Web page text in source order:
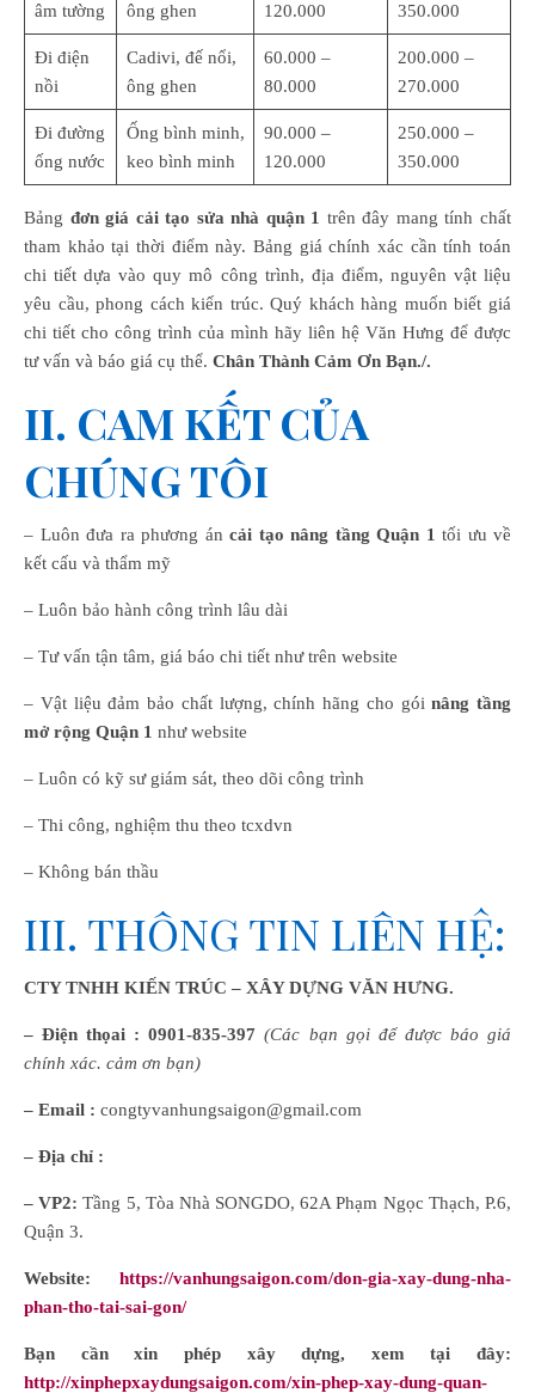
âm tường
ông ghen
120.000
350.000
Đi điện
nồi
Cadivi, đế nổi,
ông ghen
60.000 –
80.000
200.000 –
270.000
Đi đường
ống nước
Ống bình minh,
keo bình minh
90.000 –
120.000
250.000 –
350.000
Bảng đơn giá cải tạo sửa nhà quận 1 trên đây mang tính chất
tham khảo tại thời điểm này. Bảng giá chính xác cần tính toán
chi tiết dựa vào quy mô công trình, địa điểm, nguyên vật liệu
yêu cầu, phong cách kiến trúc. Quý khách hàng muốn biết giá
chi tiết cho công trình của mình hãy liên hệ Văn Hưng để được
tư vấn và báo giá cụ thể. Chân Thành Cảm Ơn Bạn./.
II. CAM KẾT CỦA
CHÚNG TÔI
– Luôn đưa ra phương án cải tạo nâng tầng Quận 1 tối ưu về
kết cấu và thẩm mỹ
– Luôn bảo hành công trình lâu dài
– Tư vấn tận tâm, giá báo chi tiết như trên website
– Vật liệu đảm bảo chất lượng, chính hãng cho góinâng tầng
mở rộng Quận 1 như website
– Luôn có kỹ sư giám sát, theo dõi công trình
– Thi công, nghiệm thu theo tcxdvn
– Không bán thầu
III. THÔNG TIN LIÊN HỆ:
CTY TNHH KIẾN TRÚC – XÂY DỰNG VĂN HƯNG.
– Điện thọai : 0901-835-397 (Các bạn gọi để được báo giá
chính xác. cảm ơn bạn)
– Email : congtyvanhungsaigon@gmail.com
– Địa chỉ :
– VP2: Tầng 5, Tòa Nhà SONGDO, 62A Phạm Ngọc Thạch, P.6,
Quận 3.
Website: https://vanhungsaigon.com/don-gia-xay-dung-nha-
phan-tho-tai-sai-gon/
Bạn cần xin phép xây dựng, xem tại đây:
http://xinphepxaydungsaigon.com/xin-phep-xay-dung-quan-